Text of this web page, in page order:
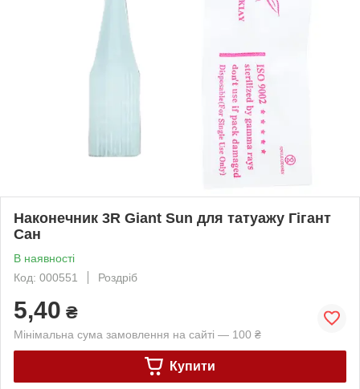
Наконечник 3R Giant Sun для татуажу Гігант
Сан
В наявності
Код: 000551
Роздріб
5,40 ₴
Мінімальна сума замовлення на сайті — 100 ₴
Купити